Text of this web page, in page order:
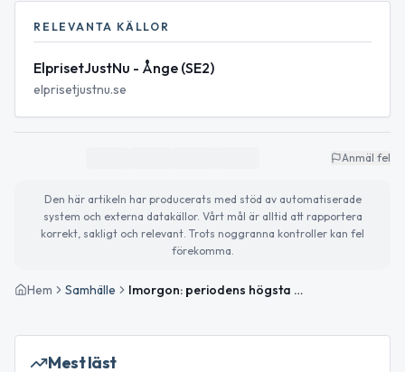
RELEVANTA KÄLLOR
ElprisetJustNu - Ånge (SE2)
elprisetjustnu.se
Anmäl fel
Den här artikeln har producerats med stöd av automatiserade
system och externa datakällor. Vårt mål är alltid att rapportera
korrekt, sakligt och relevant. Trots noggranna kontroller kan fel
förekomma.
Hem Samhälle Imorgon: periodens högsta elpris i Ånge
Mest läst